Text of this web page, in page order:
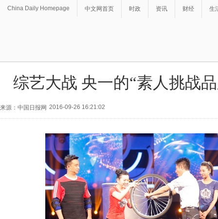
China Daily Homepage 中文网首页 时政 资讯 财经 生
综艺大战 央一的“素人挑战
来源：中国日报网 2016-09-26 16:21:02